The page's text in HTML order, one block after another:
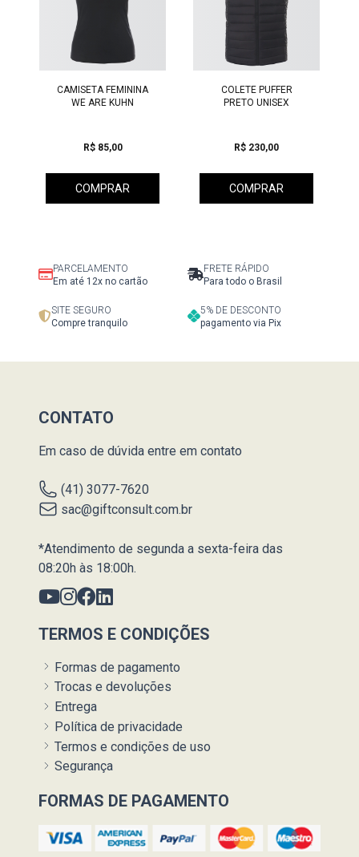
CAMISETA FEMININA
WE ARE KUHN
R$ 85,00
COMPRAR
COLETE PUFFER
PRETO UNISEX
R$ 230,00
COMPRAR
PARCELAMENTO
Em até 12x no cartão
FRETE RÁPIDO
Para todo o Brasil
SITE SEGURO
Compre tranquilo
5% DE DESCONTO
pagamento via Pix
CONTATO
Em caso de dúvida entre em contato
(41) 3077-7620
sac@giftconsult.com.br
*Atendimento de segunda a sexta-feira das
08:20h às 18:00h.
TERMOS E CONDIÇÕES
Formas de pagamento
Trocas e devoluções
Entrega
Política de privacidade
Termos e condições de uso
Segurança
FORMAS DE PAGAMENTO